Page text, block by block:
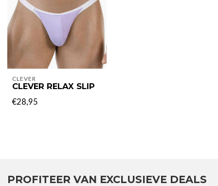
CLEVER
CLEVER RELAX SLIP
€28,95
PROFITEER VAN EXCLUSIEVE DEALS